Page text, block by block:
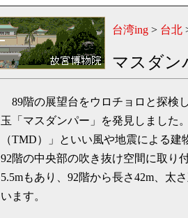
台湾ing > 台北
マスダン
89階の展望台をウロチョロと探検
玉「マスダンパー」を発見しました
（TMD）」といい風や地震による
92階の中央部の吹き抜け空間に取り
5.5mもあり、92階から長さ42m、太
います。